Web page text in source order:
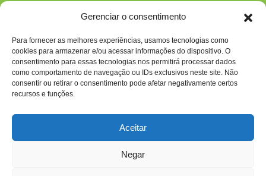
Gerenciar o consentimento
Para fornecer as melhores experiências, usamos tecnologias como
cookies para armazenar e/ou acessar informações do dispositivo. O
consentimento para essas tecnologias nos permitirá processar dados
como comportamento de navegação ou IDs exclusivos neste site. Não
consentir ou retirar o consentimento pode afetar negativamente certos
recursos e funções.
Aceitar
Negar
Gluten‑free
Hipocalórica
Low Carb
Nenhum
Paleo